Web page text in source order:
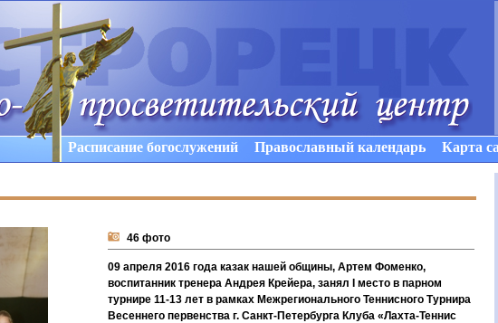
Расписание богослужений Православный календарь Карта
46 фото
09 апреля 2016 года казак нашей общины, Артем Фоменко,
воспитанник тренера Андрея Крейера, занял I место в парном
турнире 11-13 лет в рамках Межрегионального Теннисного Турнира
Весеннего первенства г. Санкт-Петербурга Клуба «Лахта-Теннис